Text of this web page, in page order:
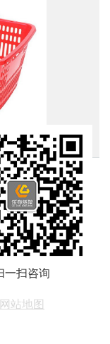
菜篮子，
，啤酒篮
一扫咨询
网站地图